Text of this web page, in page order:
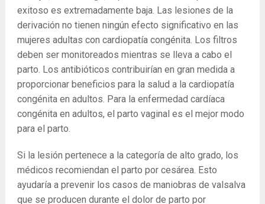
exitoso es extremadamente baja. Las lesiones de la
derivación no tienen ningún efecto significativo en las
mujeres adultas con cardiopatía congénita. Los filtros
deben ser monitoreados mientras se lleva a cabo el
parto. Los antibióticos contribuirían en gran medida a
proporcionar beneficios para la salud a la cardiopatía
congénita en adultos. Para la enfermedad cardíaca
congénita en adultos, el parto vaginal es el mejor modo
para el parto.
Si la lesión pertenece a la categoría de alto grado, los
médicos recomiendan el parto por cesárea. Esto
ayudaría a prevenir los casos de maniobras de valsalva
que se producen durante el dolor de parto por